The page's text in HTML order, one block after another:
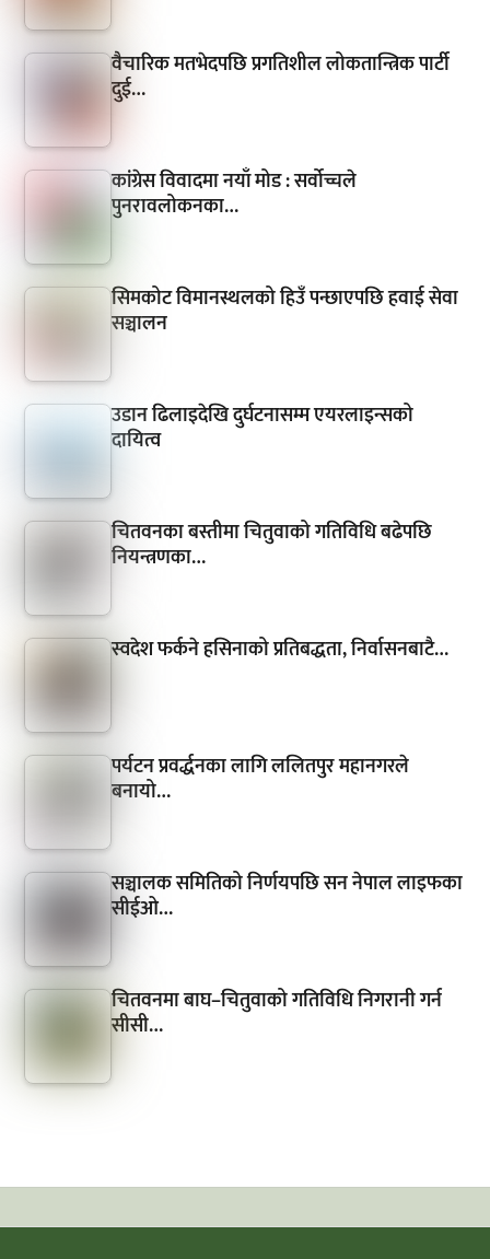
वैचारिक मतभेदपछि प्रगतिशील लोकतान्त्रिक पार्टी
दुई…
कांग्रेस विवादमा नयाँ मोड : सर्वोच्चले
पुनरावलोकनका…
सिमकोट विमानस्थलको हिउँ पन्छाएपछि हवाई सेवा
सञ्चालन
उडान ढिलाइदेखि दुर्घटनासम्म एयरलाइन्सको
दायित्व
चितवनका बस्तीमा चितुवाको गतिविधि बढेपछि
नियन्त्रणका…
स्वदेश फर्कने हसिनाको प्रतिबद्धता, निर्वासनबाटै…
पर्यटन प्रवर्द्धनका लागि ललितपुर महानगरले
बनायो…
सञ्चालक समितिको निर्णयपछि सन नेपाल लाइफका
सीईओ…
चितवनमा बाघ–चितुवाको गतिविधि निगरानी गर्न
सीसी…